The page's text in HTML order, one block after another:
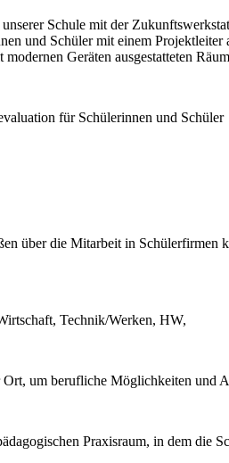
Schule mit der
und Schüler mit einem
Geräten ausgestatteten
für Schülerinnen und Schüler
über die Mitarbeit in
Technik/Werken, HW,
um berufliche Möglichkeiten und
Praxisraum, in dem die